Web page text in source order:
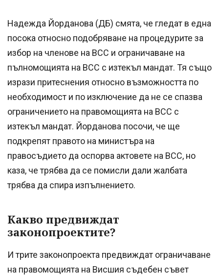
Надежда Йорданова (ДБ) смята, че гледат в една
посока относно подобряване на процедурите за
избор на членове на ВСС и ограничаване на
пълномощията на ВСС с изтекъл мандат. Тя също
изрази притеснения относно възможността по
необходимост и по изключение да не се спазва
ограничението на правомощията на ВСС с
изтекъл мандат. Йорданова посочи, че ще
подкрепят правото на министъра на
правосъдието да оспорва актовете на ВСС, но
каза, че трябва да се помисли дали жалбата
трябва да спира изпълнението.
Какво предвиждат
законопроектите?
И трите законопроекта предвиждат ограничаване
на правомощията на Висшия съдебен съвет